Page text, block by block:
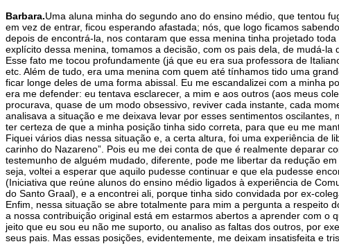
Barbara.Uma aluna minha do segundo ano do ensino médio, que tentou
em vez de entrar, ficou esperando afastada; nós, que logo ficamos
depois de encontrá-la, nos contaram que essa menina tinha projetado
explícito dessa menina, tomamos a decisão, com os pais dela, de mudá-la
Esse fato me tocou profundamente (já que eu era sua professora de
etc. Além de tudo, era uma menina com quem até tínhamos tido uma
ficar longe deles de uma forma abissal. Eu me escandalizei com a minha
era me defender: eu tentava esclarecer, a mim e aos outros (aos meus
procurava, quase de um modo obsessivo, reviver cada instante, cada
analisava a situação e me deixava levar por esses sentimentos
ter certeza de que a minha posição tinha sido correta, para que eu me
Fiquei vários dias nessa situação e, a certa altura, foi uma experiência de
carinho do Nazareno”. Pois eu me dei conta de que é realmente deparar
testemunho de alguém mudado, diferente, pode me libertar da redução
seja, voltei a esperar que aquilo pudesse continuar e que ela pudesse
(Iniciativa que reúne alunos do ensino médio ligados à experiência de
do Santo Graal), e a encontrei ali, porque tinha sido convidada por ex-
Enfim, nessa situação se abre totalmente para mim a pergunta a respeito
a nossa contribuição original está em estarmos abertos a aprender com
jeito que eu sou eu não me suporto, ou analiso as faltas dos outros, por
seus pais. Mas essas posições, evidentemente, me deixam insatisfeita e